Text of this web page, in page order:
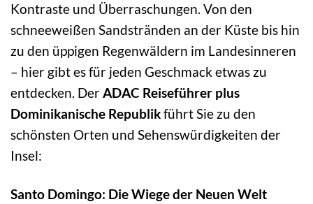
Kontraste und Überraschungen. Von den
schneeweißen Sandstränden an der Küste bis hin
zu den üppigen Regenwäldern im Landesinneren
– hier gibt es für jeden Geschmack etwas zu
entdecken. DerADAC Reiseführer plus
Dominikanische Republikführt Sie zu den
schönsten Orten und Sehenswürdigkeiten der
Insel:
Santo Domingo: Die Wiege der Neuen Welt